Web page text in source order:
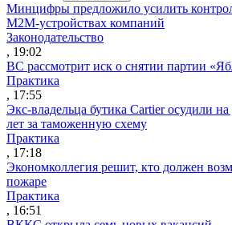
Минцифры предложило усилить
M2M-устройствах компаний
Законодательство
, 19:02
ВС рассмотрит иск о снятии партии
Практика
, 17:55
Экс-владельца бутика Cartier осудили
лет за таможенную схему
Практика
, 17:18
Экономколлегия решит, кто должен
пожаре
Практика
, 16:51